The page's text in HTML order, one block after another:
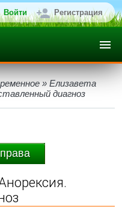
Войти Регистрация
» Елизавета
диагноз